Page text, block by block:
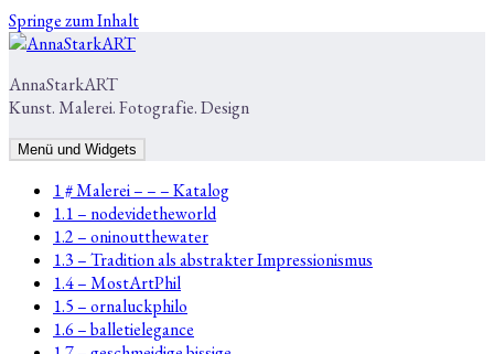
Springe zum Inhalt
AnnaStarkART
Kunst. Malerei. Fotografie. Design
Menü und Widgets
1 # Malerei – – – Katalog
1.1 – nodevidetheworld
1.2 – oninoutthewater
1.3 – Tradition als abstrakter Impressionismus
1.4 – MostArtPhil
1.5 – ornaluckphilo
1.6 – balletielegance